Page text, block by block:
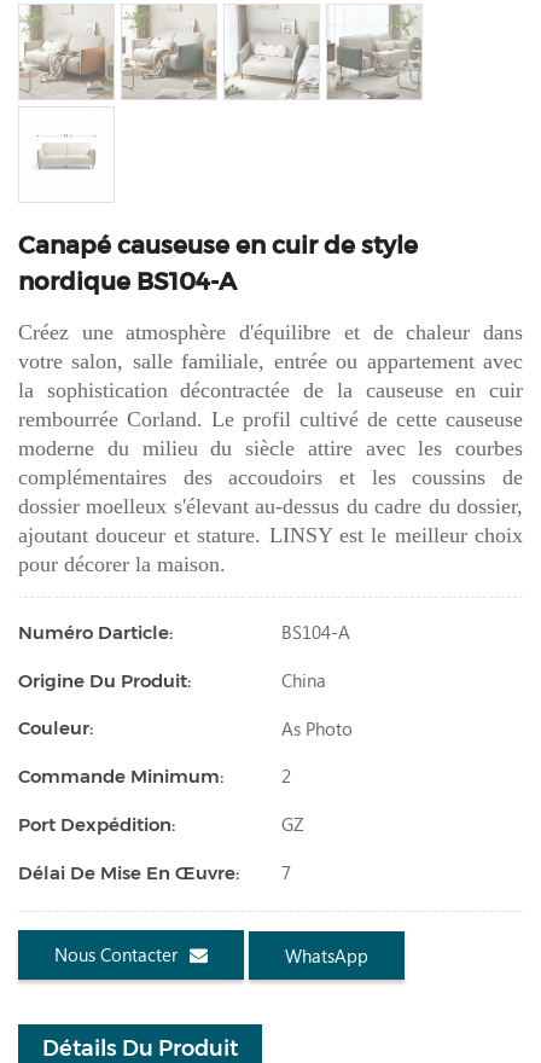
Canapé causeuse en cuir de style
nordique BS104-A
Créez une atmosphère d'équilibre et de chaleur dans
votre salon, salle familiale, entrée ou appartement avec
la sophistication décontractée de la causeuse en cuir
rembourrée Corland. Le profil cultivé de cette causeuse
moderne du milieu du siècle attire avec les courbes
complémentaires des accoudoirs et les coussins de
dossier moelleux s'élevant au-dessus du cadre du dossier,
ajoutant douceur et stature. LINSY est le meilleur choix
pour décorer la maison.
Numéro Darticle: BS104-A
Origine Du Produit: China
Couleur: As Photo
Commande Minimum: 2
Port Dexpédition: GZ
Délai De Mise En Œuvre: 7
Nous Contacter WhatsApp
Détails Du Produit